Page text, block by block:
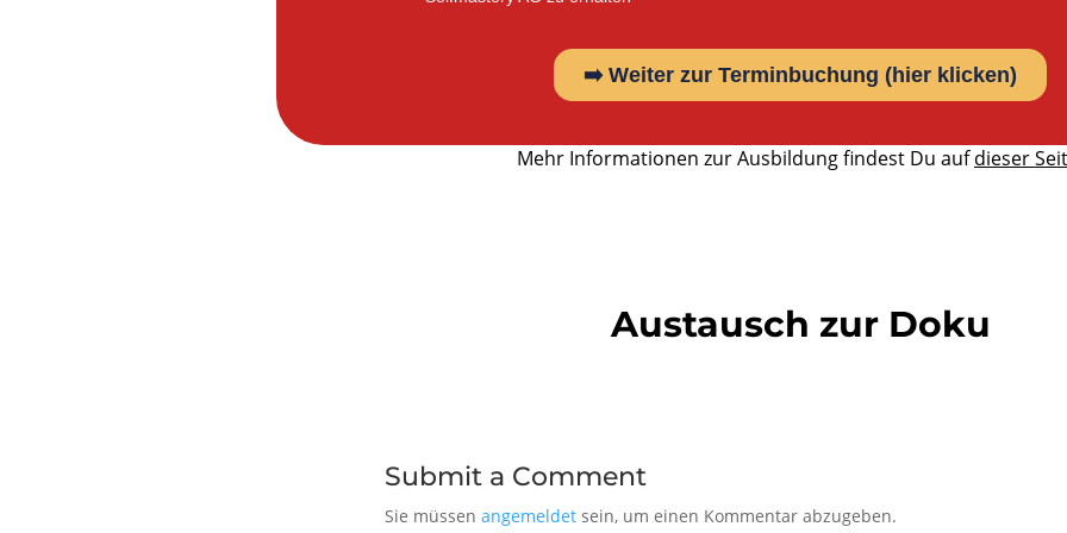
Mehr Informationen zur Ausbildung findest Du aufdieser
Austausch zur Doku
Submit a Comment
Sie müssen angemeldetsein, um einen Kommentar abzugeben.